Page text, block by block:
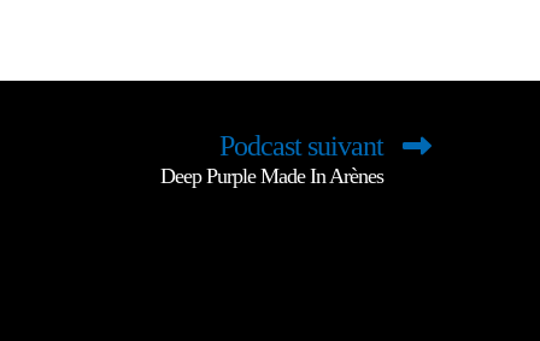
Podcast suivant
Deep Purple Made In Arènes